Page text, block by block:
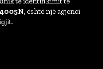
, është një agjenci